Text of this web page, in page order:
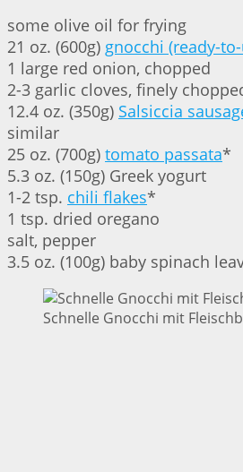
some olive oil for frying
21 oz. (600g) gnocchi (ready-
1 large red onion, chopped
2-3 garlic cloves, finely
12.4 oz. (350g) Salsiccia
similar
25 oz. (700g) tomato passata*
5.3 oz. (150g) Greek yogurt
1-2 tsp. chili flakes*
1 tsp. dried oregano
salt, pepper
3.5 oz. (100g) baby spinach
Schnelle Gnocchi mit